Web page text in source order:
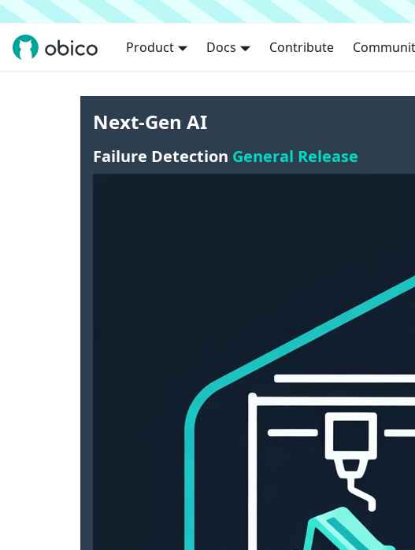
Product Docs Contribute
Next-Gen AI
Failure Detection General Release